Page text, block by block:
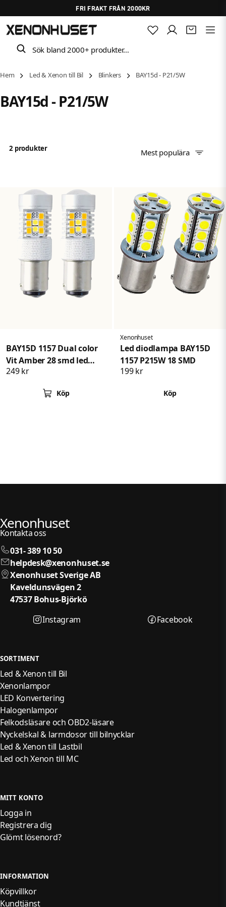
FRI FRAKT FRÅN 2000KR
Sök bland 2000+ produkter…
Hem Led & Xenon till Bil Blinkers BAY15d - P21/5W
BAY15d - P21/5W
2 produkter Mest populära
BAY15D 1157 Dual color
Vit Amber 28 smd led
lampa 2pack
249 kr
Köp
Xenonhuset
Led diodlampa BAY15D
1157 P215W 18 SMD
199 kr
Köp
Xenonhuset
Kontakta oss
031- 389 10 50
helpdesk@xenonhuset.se
Xenonhuset Sverige AB
Kaveldunsvägen 2
47537 Bohus-Björkö
Instagram
Facebook
SORTIMENT
Led & Xenon till Bil
Xenonlampor
LED Konvertering
Halogenlampor
Felkodsläsare och OBD2-läsare
Nyckelskal & larmdosor till bilnycklar
Led & Xenon till Lastbil
Led och Xenon till MC
MITT KONTO
Logga in
Registrera dig
Glömt lösenord?
INFORMATION
Köpvillkor
Kundtjänst